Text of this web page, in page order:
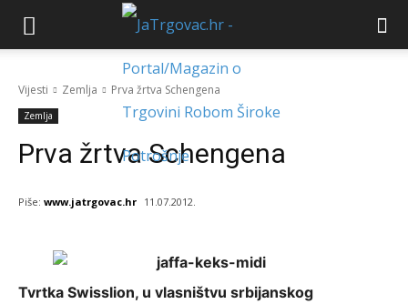
Vijesti Zemlja Prva žrtva Schengena
Zemlja
Prva žrtva Schengena
Piše: www.jatrgovac.hr 11.07.2012.
Tvrtka Swisslion, u vlasništvu srbijanskog